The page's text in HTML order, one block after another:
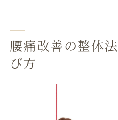
整体で実現する
腰痛改善の整体
び方